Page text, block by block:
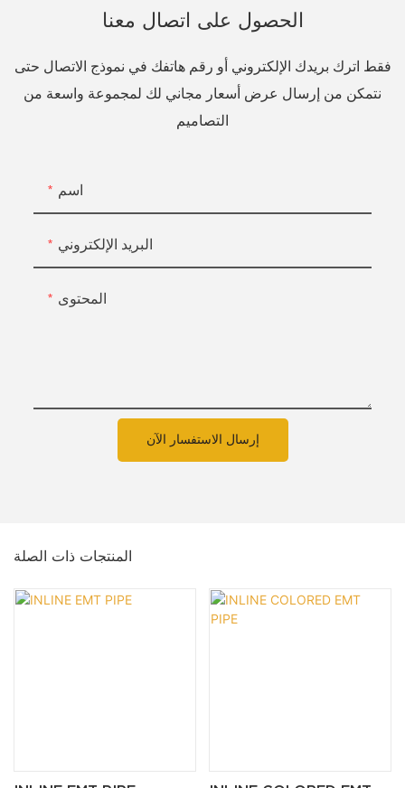
الحصول على اتصال معنا
فقط اترك بريدك الإلكتروني أو رقم هاتفك في نموذج الاتصال حتى
نتمكن من إرسال عرض أسعار مجاني لك لمجموعة واسعة من
التصاميم
اسم
البريد الإلكتروني
المحتوى
إرسال الاستفسار الآن
المنتجات ذات الصلة